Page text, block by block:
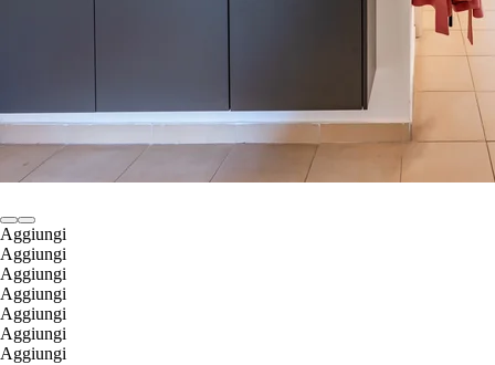
Aggiungi
Aggiungi
Aggiungi
Aggiungi
Aggiungi
Aggiungi
Aggiungi